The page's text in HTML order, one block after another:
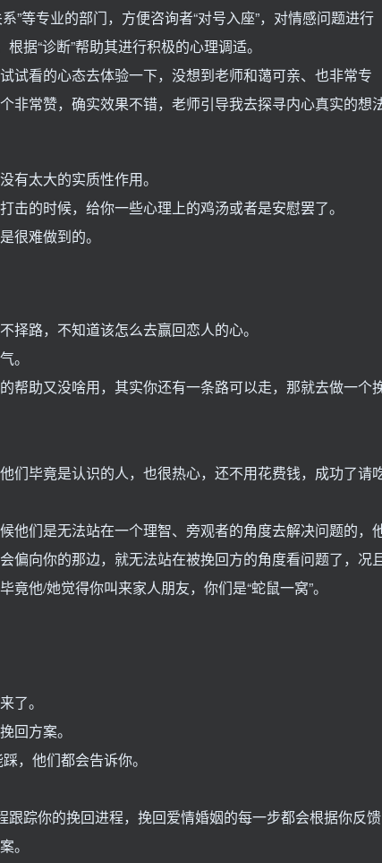
”等专业的部门，方便咨询者“对号入座”，对情感问题进行
据“诊断”帮助其进行积极的心理调适。
试看的心态去体验一下，没想到老师和蔼可亲、也非常专
非常赞，确实效果不错，老师引导我去探寻内心真实的想
有太大的实质性作用。
的时候，给你一些心理上的鸡汤或者是安慰罢了。
很难做到的。
择路，不知道该怎么去赢回恋人的心。
。
帮助又没啥用，其实你还有一条路可以走，那就去做一个
们毕竟是认识的人，也很热心，还不用花费钱，成功了请
他们是无法站在一个理智、旁观者的角度去解决问题的，
偏向你的那边，就无法站在被挽回方的角度看问题了，况
他/她觉得你叫来家人朋友，你们是“蛇鼠一窝”。
了。
回方案。
，他们都会告诉你。
跟踪你的挽回进程，挽回爱情婚姻的每一步都会根据你反馈
。